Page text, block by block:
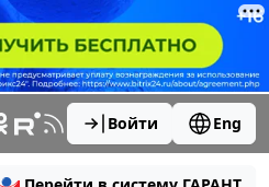
Войти Eng